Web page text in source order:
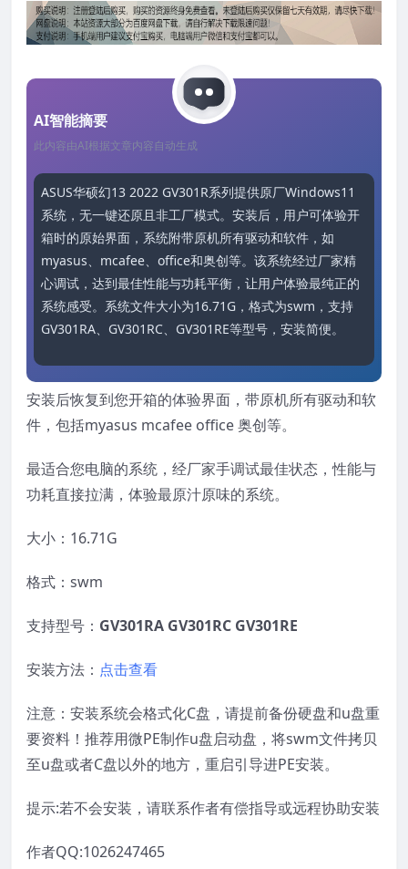
AI智能摘要
此内容由AI根据文章内容自动生成
ASUS华硕幻13 2022 GV301R系列提供原厂Windows11
系统，无一键还原且非工厂模式。安装后，用户可体验开
箱时的原始界面，系统附带原机所有驱动和软件，如
myasus、mcafee、office和奥创等。该系统经过厂家精
心调试，达到最佳性能与功耗平衡，让用户体验最纯正的
系统感受。系统文件大小为16.71G，格式为swm，支持
GV301RA、GV301RC、GV301RE等型号，安装简便。
安装后恢复到您开箱的体验界面，带原机所有驱动和软
件，包括myasus mcafee office 奥创等。
最适合您电脑的系统，经厂家手调试最佳状态，性能与
功耗直接拉满，体验最原汁原味的系统。
大小：16.71G
格式：swm
支持型号： GV301RA GV301RC GV301RE
安装方法： 点击查看
注意：安装系统会格式化C盘，请提前备份硬盘和u盘重
要资料！推荐用微PE制作u盘启动盘，将swm文件拷贝
至u盘或者C盘以外的地方，重启引导进PE安装。
提示:若不会安装，请联系作者有偿指导或远程协助安装
作者QQ:1026247465